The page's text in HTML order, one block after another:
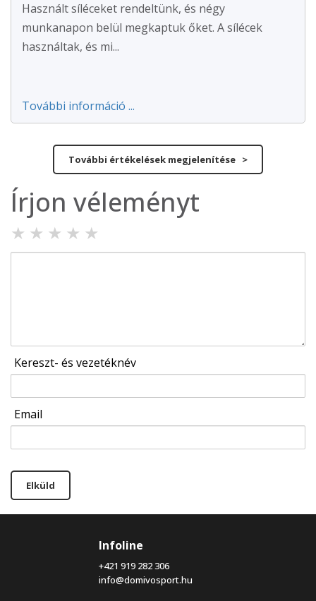
Használt síléceket rendeltünk, és négy
munkanapon belül megkaptuk őket. A sílécek
használtak, és mi...
További információ ...
További értékelések megjelenítése >
Írjon véleményt
★ ★ ★ ★ ★
Kereszt- és vezetéknév
Email
Elküld
Infoline
+421 919 282 306
info@domivosport.hu